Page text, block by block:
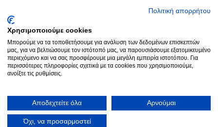
Around you
Παραγγελίες
© 2022 - 2026 Aroundyou.Κατασκευή Ιστοσελίδων
Πολιτική απορρήτου
Χρησιμοποιούμε cookies
Μπορούμε να τα τοποθετήσουμε για ανάλυση των δεδομένων επισκεπτών
μας, για να βελτιώσουμε τον ιστότοπό μας, να παρουσιάσουμε εξατομικευμένο
περιεχόμενο και να σας προσφέρουμε μια μεγάλη εμπειρία ιστοτόπου. Για
περισσότερες πληροφορίες σχετικά με τα cookies που χρησιμοποιούμε,
ανοίξτε τις ρυθμίσεις.
Αποδεχτείτε όλα Αρνούμαι
Όχι, να προσαρμοστεί